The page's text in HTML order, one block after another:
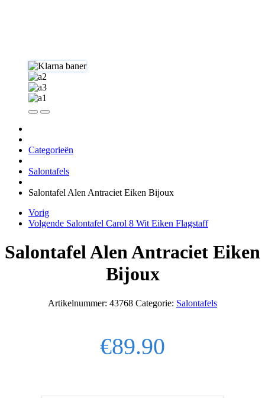
Categorieën
Salontafels
Salontafel Alen Antraciet Eiken Bijoux
Vorig
Volgende Salontafel Carol 8 Wit Eiken Flagstaff
Salontafel Alen Antraciet Eiken
Bijoux
Artikelnummer: 43768 Categorie: Salontafels
€89.90